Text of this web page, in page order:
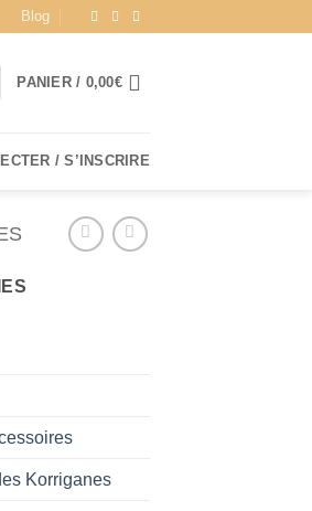
Blog
PANIER / 0,00€
/ S’INSCRIRE
Korriganes